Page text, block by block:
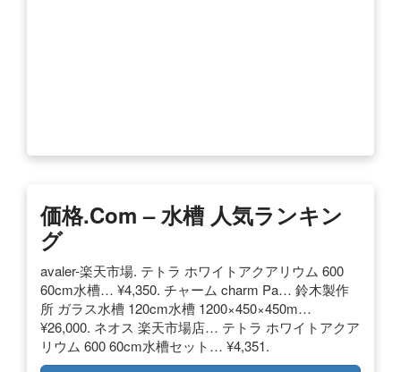
価格.com – 水槽 人気ランキン
グ
avaler-楽天市場. テトラ ホワイトアクアリウム 600
60cm水槽… ¥4,350. チャーム charm Pa… 鈴木製作
所 ガラス水槽 120cm水槽 1200×450×450m…
¥26,000. ネオス 楽天市場店… テトラ ホワイトアクア
リウム 600 60cm水槽セット… ¥4,351.